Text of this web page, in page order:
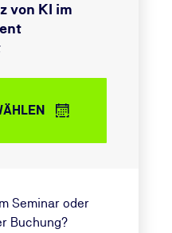
von KI im
Seminar oder
Buchung?